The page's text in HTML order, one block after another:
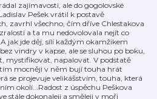
zajímavosti, ale do gogolovské
Pešek vrátil k postavě
zavrhl všechno, čím dříve Chlestakova
a ta mu nedovolovala nejít co
jak jde děj, sílí každým okamžikem
vindry v kapse, ale se sluhou po boku,
mystifikovat, napalovat. V podstatě
mocněji v něm bují touha hrát
se projevuje velikášstvím, touha, která
okolí...Radost z úspěchu Peškova
stále dokonaleji a směleji v moři